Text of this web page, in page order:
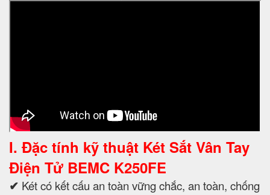
I. Đặc tính kỹ thuật Két Sắt Vân Tay
Điện Tử BEMC K250FE
✔ Két có kết cấu an toàn vững chắc, an toàn, chống